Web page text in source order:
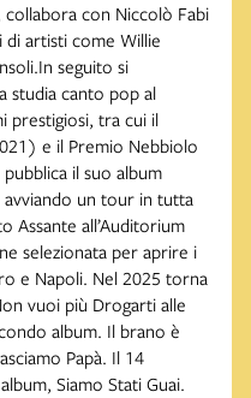
con Niccolò Fabi
di artisti come Willie
seguito si
studia canto pop al
prestigiosi, tra cui il
e il Premio Nebbiolo
il suo album
avviando un tour in tutta
Assante all’Auditorium
selezionata per aprire i
e Napoli. Nel 2025 torna
vuoi più Drogarti alle
album. Il brano è
Papà. Il 14
Siamo Stati Guai.